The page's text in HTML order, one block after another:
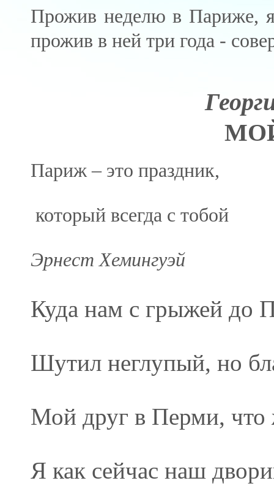
Прожив неделю в Париже,
прожив в ней три года -
Париж – это праздник,
который всегда с тобой
Эрнест Хемингуэй
Куда нам с грыжей до
Шутил неглупый, но
Мой друг в Перми,
Я как сейчас наш